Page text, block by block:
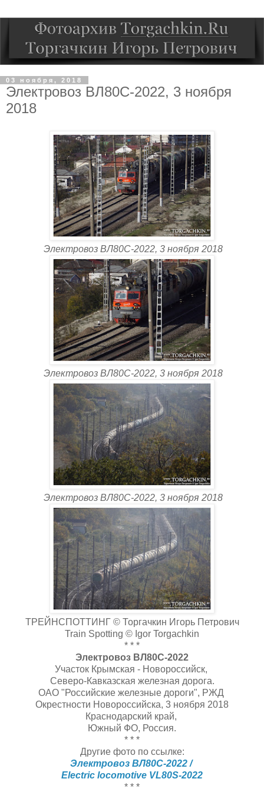
03 ноября, 2018
Электровоз ВЛ80С-2022, 3 ноября
2018
Электровоз ВЛ80С-2022, 3 ноября 2018
Электровоз ВЛ80С-2022, 3 ноября 2018
Электровоз ВЛ80С-2022, 3 ноября 2018
ТРЕЙНСПОТТИНГ © Торгачкин Игорь Петрович
Train Spotting © Igor Torgachkin
* * *
Электровоз ВЛ80С-2022
Участок Крымская - Новороссийск,
Северо-Кавказская железная дорога.
ОАО "Российские железные дороги", РЖД
Окрестности Новороссийска, 3 ноября 2018
Краснодарский край,
Южный ФО, Россия.
* * *
Другие фото по ссылке:
Электровоз ВЛ80С-2022 /
Electric locomotive VL80S-2022
* * *